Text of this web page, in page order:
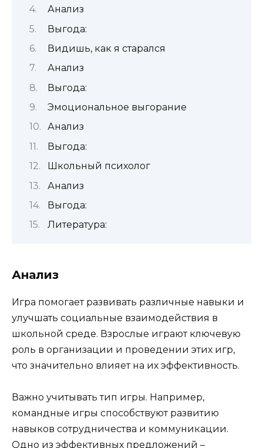
Анализ
Выгода:
Видишь, как я старался
Анализ
Выгода:
Эмоциональное выгорание
Анализ
Выгода:
Школьный психолог
Анализ
Выгода:
Литература:
Анализ
Игра помогает развивать различные навыки и
улучшать социальные взаимодействия в
школьной среде. Взрослые играют ключевую
роль в организации и проведении этих игр,
что значительно влияет на их эффективность.
Важно учитывать тип игры. Например,
командные игры способствуют развитию
навыков сотрудничества и коммуникации.
Одно из эффективных предложений –